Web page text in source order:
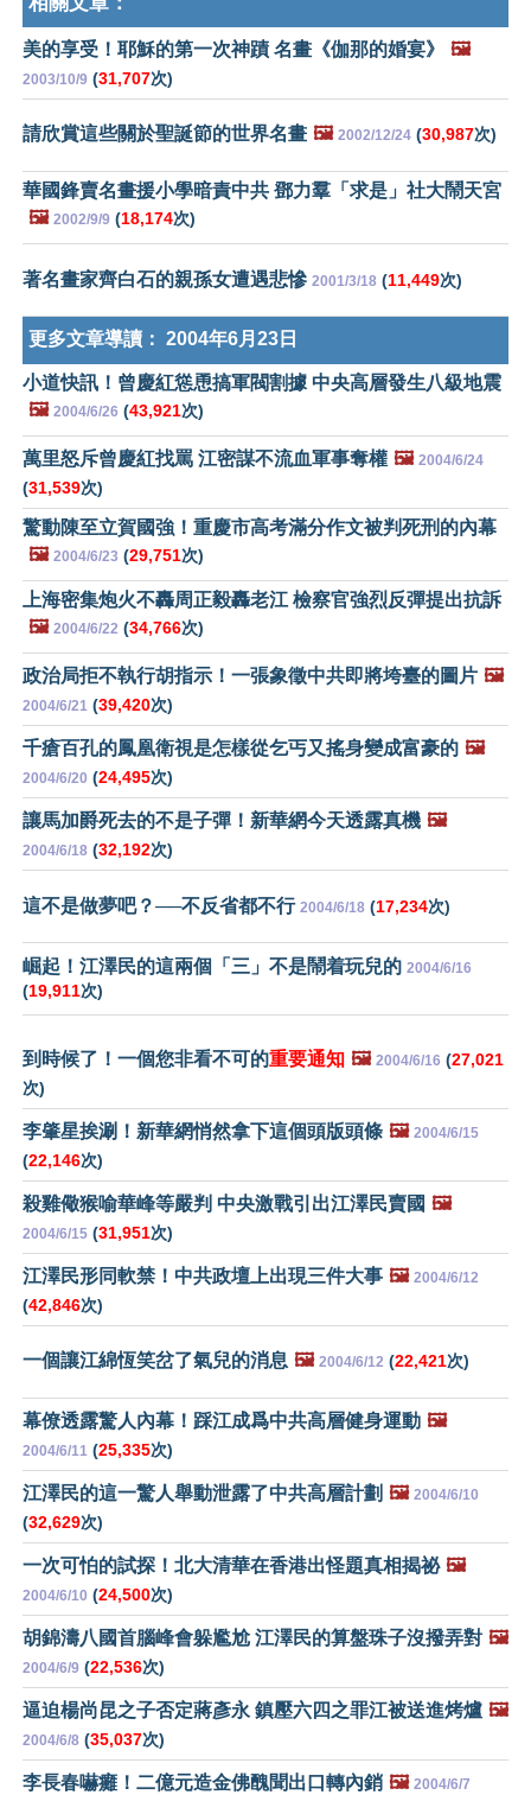
美的享受！耶穌的第一次神蹟 名畫《伽那的婚宴》 🖼️
2003/10/9 (31,707次)
請欣賞這些關於聖誕節的世界名畫 🖼️ 2002/12/24 (30,987次)
華國鋒賣名畫援小學暗責中共 鄧力羣「求是」社大鬧天宮
🖼️ 2002/9/9 (18,174次)
著名畫家齊白石的親孫女遭遇悲慘 2001/3/18 (11,449次)
更多文章導讀： 2004年6月23日
小道快訊！曾慶紅慫恿搞軍閥割據 中央高層發生八級地震
🖼️ 2004/6/26 (43,921次)
萬里怒斥曾慶紅找罵 江密謀不流血軍事奪權 🖼️ 2004/6/24
(31,539次)
驚動陳至立賀國強！重慶市高考滿分作文被判死刑的內幕
🖼️ 2004/6/23 (29,751次)
上海密集炮火不轟周正毅轟老江 檢察官強烈反彈提出抗訴
🖼️ 2004/6/22 (34,766次)
政治局拒不執行胡指示！一張象徵中共即將垮臺的圖片 🖼️
2004/6/21 (39,420次)
千瘡百孔的鳳凰衛視是怎樣從乞丐又搖身變成富豪的 🖼️
2004/6/20 (24,495次)
讓馬加爵死去的不是子彈！新華網今天透露真機 🖼️
2004/6/18 (32,192次)
這不是做夢吧？──不反省都不行 2004/6/18 (17,234次)
崛起！江澤民的這兩個「三」不是鬧着玩兒的 2004/6/16
(19,911次)
到時候了！一個您非看不可的重要通知 🖼️ 2004/6/16 (27,021
次)
李肇星挨涮！新華網悄然拿下這個頭版頭條 🖼️ 2004/6/15
(22,146次)
殺雞儆猴喻華峰等嚴判 中央激戰引出江澤民賣國 🖼️
2004/6/15 (31,951次)
江澤民形同軟禁！中共政壇上出現三件大事 🖼️ 2004/6/12
(42,846次)
一個讓江綿恆笑岔了氣兒的消息 🖼️ 2004/6/12 (22,421次)
幕僚透露驚人內幕！踩江成爲中共高層健身運動 🖼️
2004/6/11 (25,335次)
江澤民的這一驚人舉動泄露了中共高層計劃 🖼️ 2004/6/10
(32,629次)
一次可怕的試探！北大清華在香港出怪題真相揭祕 🖼️
2004/6/10 (24,500次)
胡錦濤八國首腦峰會躲尷尬 江澤民的算盤珠子沒撥弄對 🖼️
2004/6/9 (22,536次)
逼迫楊尚昆之子否定蔣彥永 鎮壓六四之罪江被送進烤爐 🖼️
2004/6/8 (35,037次)
李長春嚇癱！二億元造金佛醜聞出口轉內銷 🖼️ 2004/6/7